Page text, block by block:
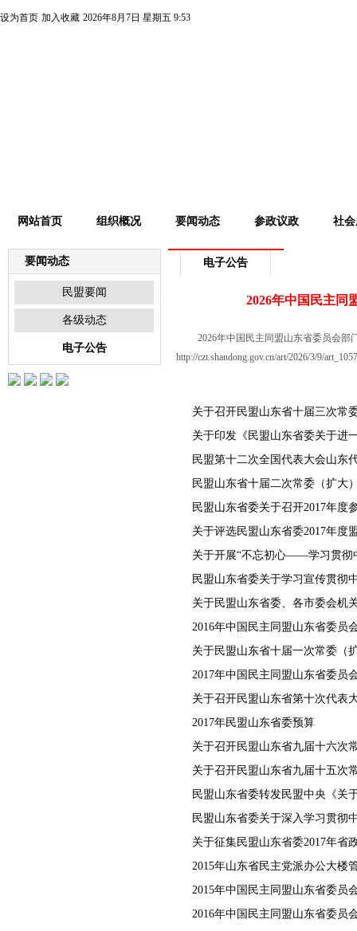
设为首页 加入收藏 2026年8月7日 星期五 9:53
网站首页 组织概况 要闻动态 参政议政 社
要闻动态
民盟要闻
各级动态
电子公告
电子公告
2026年中国民主同
2026年中国民主同盟山东省委员会部
http://czt.shandong.gov.cn/art/2026/3/9/
民盟第十二次全国代表大会山东
民盟山东省十届二次常委（扩大
民盟山东省委关于召开2017年度
2016年中国民主同盟山东省委员
关于民盟山东省十届一次常委（
关于召开民盟山东省第十次代表
2017年民盟山东省委预算
关于召开民盟山东省九届十六次
关于征集民盟山东省委2017年省
2015年山东省民主党派办公大楼
2015年中国民主同盟山东省委员